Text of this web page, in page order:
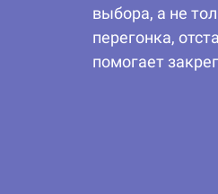
выбора, а не
перегонка,
помогает